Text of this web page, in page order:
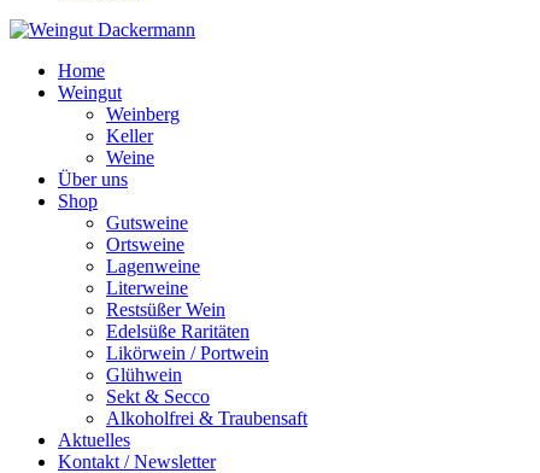
Home
Weingut
Weinberg
Keller
Weine
Über uns
Shop
Gutsweine
Ortsweine
Lagenweine
Literweine
Restsüßer Wein
Edelsüße Raritäten
Likörwein / Portwein
Glühwein
Sekt & Secco
Alkoholfrei & Traubensaft
Aktuelles
Kontakt / Newsletter